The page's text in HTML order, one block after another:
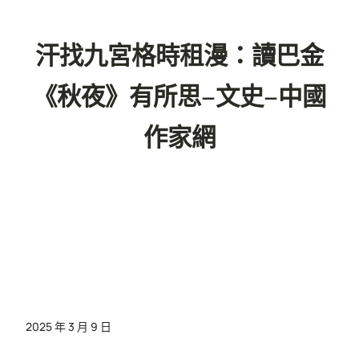
汗找九宮格時租漫：讀巴金
《秋夜》有所思–文史–中國
作家網
2025 年 3 月 9 日